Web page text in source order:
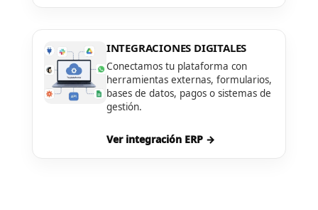
INTEGRACIONES DIGITALES
Conectamos tu plataforma con
herramientas externas, formularios,
bases de datos, pagos o sistemas de
gestión.
Ver integración ERP →